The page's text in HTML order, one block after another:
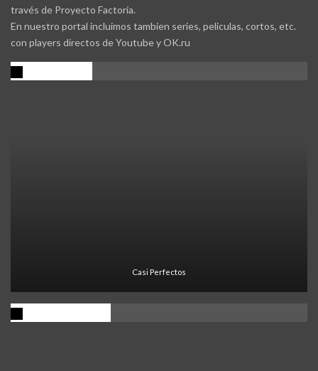
través de Proyecto Factoría.
En nuestro portal incluimos tambien series, peliculas, cortos, etc.
con players directos de Youtube y OK.ru
Casi Perfectos